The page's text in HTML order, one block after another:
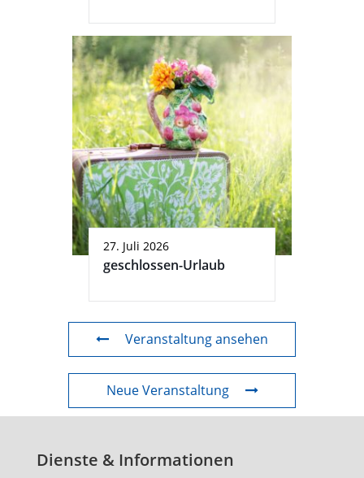
27. Juli 2026
geschlossen-Urlaub
Veranstaltung ansehen
Neue Veranstaltung
Dienste & Informationen